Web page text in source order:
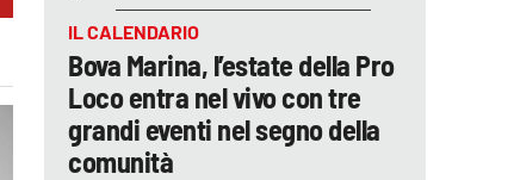
IL CALENDARIO
Bova Marina, l’estate della Pro
Loco entra nel vivo con tre
grandi eventi nel segno della
comunità